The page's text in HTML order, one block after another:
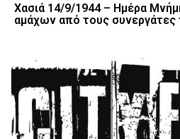
Χασιά 14/9/1944 – Ημέρα
αμάχων από τους